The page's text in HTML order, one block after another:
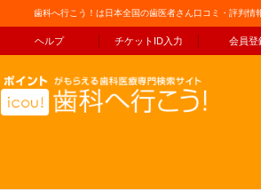
歯科へ行こう！は日本全国の歯医者さん口コミ・評判情
ヘルプ チケットID入力 会員登